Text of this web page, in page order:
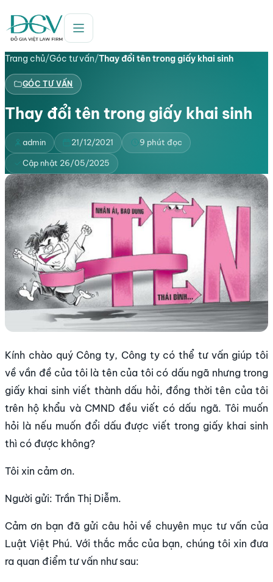
Trang chủ/Góc tư vấn/Thay đổi tên trong giấy khai sinh
GÓC TƯ VẤN
Thay đổi tên trong giấy khai sinh
admin 21/12/2021 9 phút đọc
Cập nhật 26/05/2025
Kính chào quý Công ty, Công ty có thể tư vấn giúp tôi
về vần đề của tôi là tên của tôi có dấu ngã nhưng trong
giấy khai sinh viết thành dấu hỏi, đồng thời tên của tôi
trên hộ khẩu và CMND đều viết có dấu ngã. Tôi muốn
hỏi là nếu muốn đổi dấu được viết trong giấy khai sinh
thì có được không?
Tôi xin cảm ơn.
Người gửi: Trần Thị Diễm.
Cảm ơn bạn đã gửi câu hỏi về chuyên mục tư vấn của
Luật Việt Phú. Với thắc mắc của bạn, chúng tôi xin đưa
ra quan điểm tư vấn như sau: